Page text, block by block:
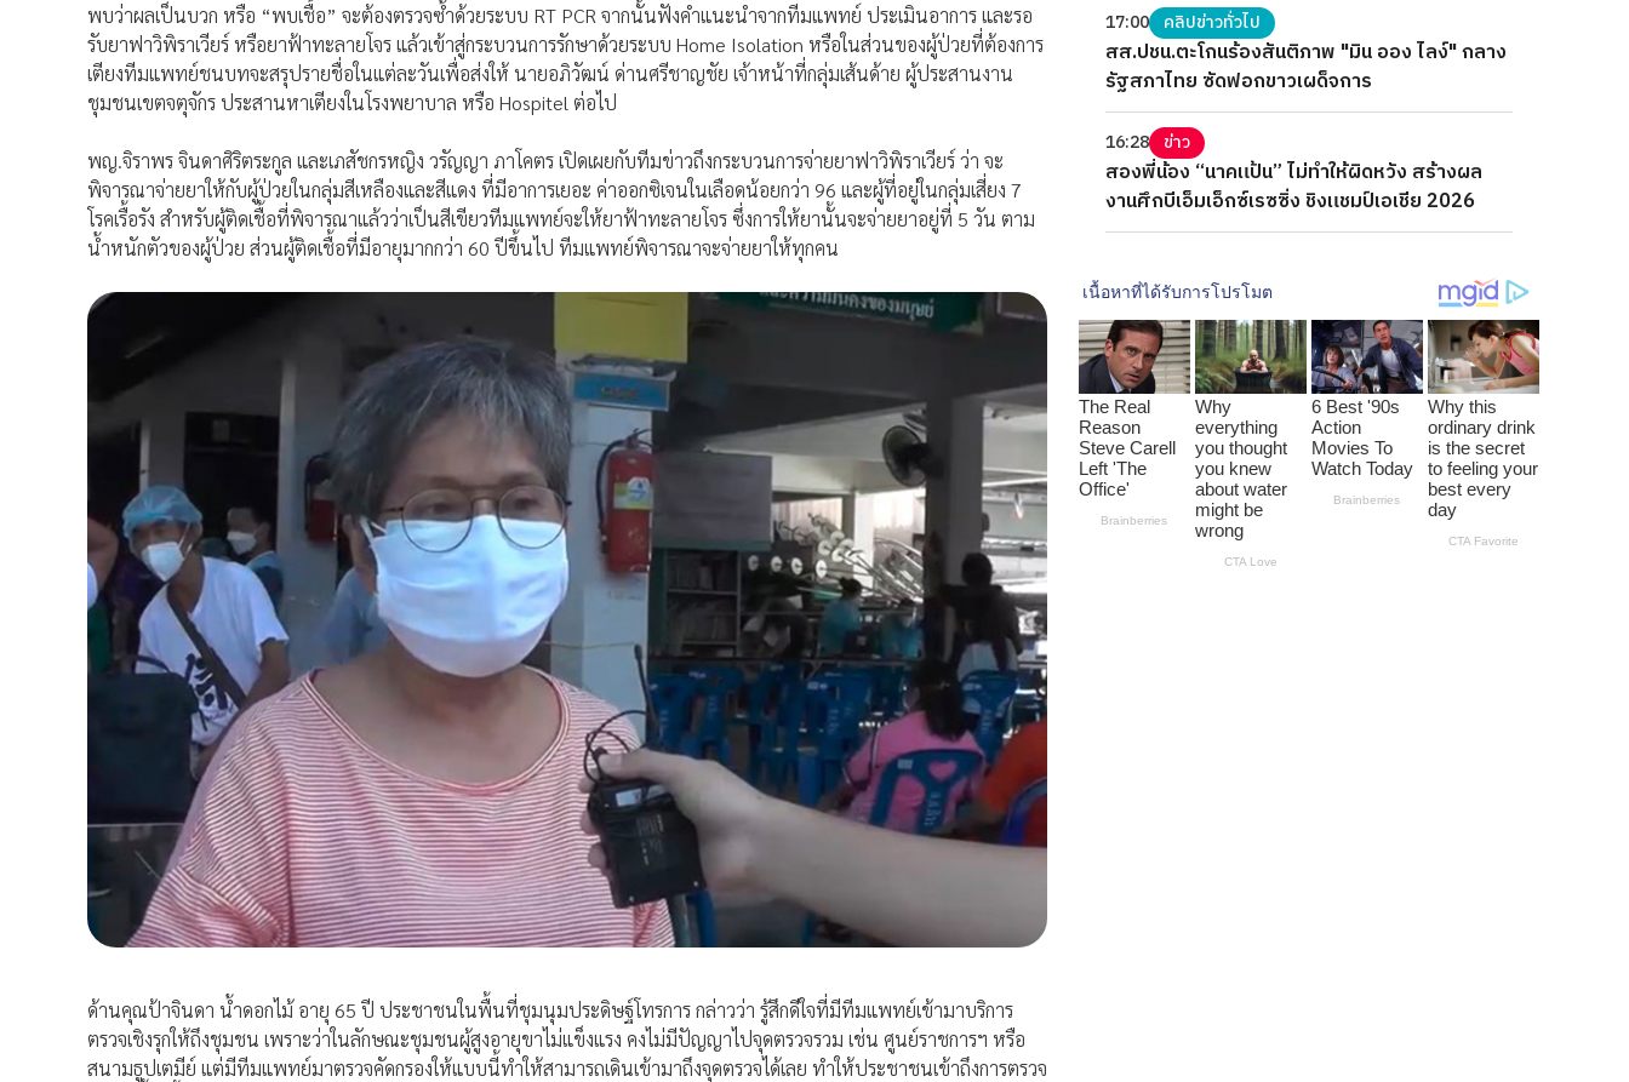
พบว่าผลเป็นบวก หรือ “พบเชื้อ” จะต้องตรวจซ้ำด้วยระบบ RT PCR จากนั้นฟังคำแนะนำจากทีมแพทย์ ประเมินอาการ และรอ
รับยาฟาวิพิราเวียร์ หรือยาฟ้าทะลายโจร แล้วเข้าสู่กระบวนการรักษาด้วยระบบ Home Isolation หรือในส่วนของผู้ป่วยที่ต้องการ
เตียงทีมแพทย์ชนบทจะสรุปรายชื่อในแต่ละวันเพื่อส่งให้ นายอภิวัฒน์ ด่านศรีชาญชัย เจ้าหน้าที่กลุ่มเส้นด้าย ผู้ประสานงาน
ชุมชนเขตจตุจักร ประสานหาเตียงในโรงพยาบาล หรือ Hospitel ต่อไป
พญ.จิราพร จินดาศิริตระกูล และเภสัชกรหญิง วรัญญา ภาโคตร เปิดเผยกับทีมข่าวถึงกระบวนการจ่ายยาฟาวิพิราเวียร์ ว่า จะ
พิจารณาจ่ายยาให้กับผู้ป่วยในกลุ่มสีเหลืองและสีแดง ที่มีอาการเยอะ ค่าออกซิเจนในเลือดน้อยกว่า 96 และผู้ที่อยู่ในกลุ่มเสี่ยง 7
โรคเรื้อรัง สำหรับผู้ติดเชื้อที่พิจารณาแล้วว่าเป็นสีเขียวทีมแพทย์จะให้ยาฟ้าทะลายโจร ซึ่งการให้ยานั้นจะจ่ายยาอยู่ที่ 5 วัน ตาม
น้ำหนักตัวของผู้ป่วย ส่วนผู้ติดเชื้อที่มีอายุมากกว่า 60 ปีขึ้นไป ทีมแพทย์พิจารณาจะจ่ายยาให้ทุกคน
ด้านคุณป้าจินดา น้ำดอกไม้ อายุ 65 ปี ประชาชนในพื้นที่ชุมนุมประดิษฐ์โทรการ กล่าวว่า รู้สึกดีใจที่มีทีมแพทย์เข้ามาบริการ
ตรวจเชิงรุกให้ถึงชุมชน เพราะว่าในลักษณะชุมชนผู้สูงอายุขาไม่แข็งแรง คงไม่มีปัญญาไปจุดตรวจรวม เช่น ศูนย์ราชการฯ หรือ
สนามธูปเตมีย์ แต่มีทีมแพทย์มาตรวจคัดกรองให้แบบนี้ทำให้สามารถเดินเข้ามาถึงจุดตรวจได้เลย ทำให้ประชาชนเข้าถึงการตรวจ
17:00 คลิปข่าวทั่วไป
สส.ปชน.ตะโกนร้องสันติภาพ "มิน ออง ไลง์" กลาง
รัฐสภาไทย ซัดฟอกขาวเผด็จการ
16:28 ข่าว
สองพี่น้อง “นาคแป้น” ไม่ทำให้ผิดหวัง สร้างผล
งานศึกบีเอ็มเอ็กซ์เรซซิ่ง ชิงแชมป์เอเชีย 2026